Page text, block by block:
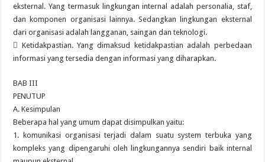
eksternal. Yang termasuk lingkungan internal adalah personalia, staf,
dan komponen organisasi lainnya. Sedangkan lingkungan eksternal
dari organisasi adalah langganan, saingan dan teknologi.
 Ketidakpastian. Yang dimaksud ketidakpastian adalah perbedaan
informasi yang tersedia dengan informasi yang diharapkan.
BAB III
PENUTUP
A. Kesimpulan
Beberapa hal yang umum dapat disimpulkan yaitu:
1. komunikasi organisasi terjadi dalam suatu system terbuka yang
kompleks yang dipengaruhi oleh lingkungannya sendiri baik internal